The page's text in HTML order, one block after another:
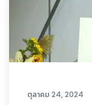
ตุลาคม 24, 2024